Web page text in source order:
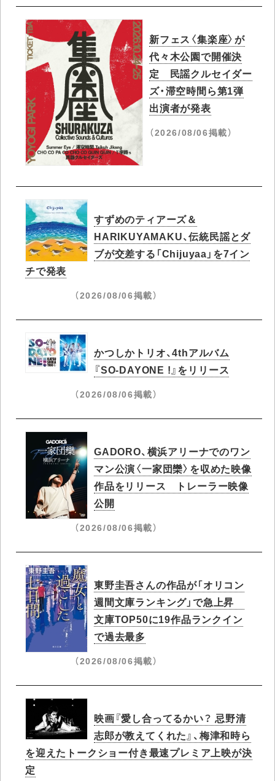
新フェス〈集楽座〉が
代々木公園で開催決
定 民謡クルセイダー
ズ・滞空時間ら第1弾
出演者が発表
（2026/08/06掲載）
すずめのティアーズ＆
HARIKUYAMAKU、伝統民謡とダ
ブが交差する「Chijuyaa」を7イン
チで発表
（2026/08/06掲載）
かつしかトリオ、4thアルバム
『SO-DAYONE !』をリリース
（2026/08/06掲載）
GADORO、横浜アリーナでのワン
マン公演〈一家団欒〉を収めた映像
作品をリリース トレーラー映像
公開
（2026/08/06掲載）
東野圭吾さんの作品が「オリコン
週間文庫ランキング」で急上昇​
文庫TOP50に19作品ランクイン
で過去最多
（2026/08/06掲載）
映画『愛し合ってるかい？ 忌野清
志郎が教えてくれた』、梅津和時ら
を迎えたトークショー付き最速プレミア上映が決
定